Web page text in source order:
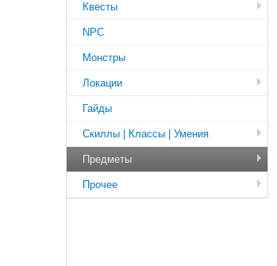
Квесты
NPC
Монстры
Локации
Гайды
Скиллы | Классы | Умения
Предметы
Прочее